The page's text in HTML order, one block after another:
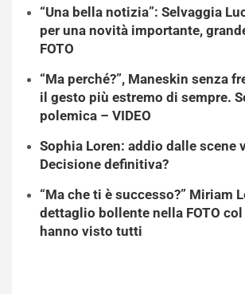
“Una bella notizia”: Selvaggia
per una novità importante,
FOTO
“Ma perché?”, Maneskin senza
il gesto più estremo di sempre.
polemica – VIDEO
Sophia Loren: addio dalle scene
Decisione definitiva?
“Ma che ti è successo?” Miriam
dettaglio bollente nella FOTO
hanno visto tutti